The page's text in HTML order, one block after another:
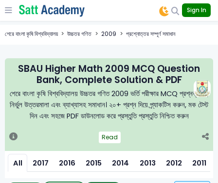
Sign In
শেরে বাংলা কৃষি বিশ্ববিদ্যালয় উচ্চতর গণিত 2009 প্রশ্নোত্তর সম্পূর্ণ সমাধান
SBAU Higher Math 2009 MCQ Question
Bank, Complete Solution & PDF
শেরে বাংলা কৃষি বিশ্ববিদ্যালয় উচ্চতর গণিত 2009 ভর্তি পরীক্ষার MCQ প্রশ্নব্যাংক,
নির্ভুল উত্তরমালা এবং ব্যাখ্যাসহ সমাধান। ২০+ প্রশ্ন দিয়ে প্র্যাকটিস করুন, মক টেস্ট
দিন এবং সহজে PDF ডাউনলোড করে প্রস্তুতি প্রস্তুতি নিশ্চিত করুন
Read
All 2017 2016 2015 2014 2013 2012 2011